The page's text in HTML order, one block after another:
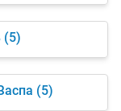
(5)
(5)